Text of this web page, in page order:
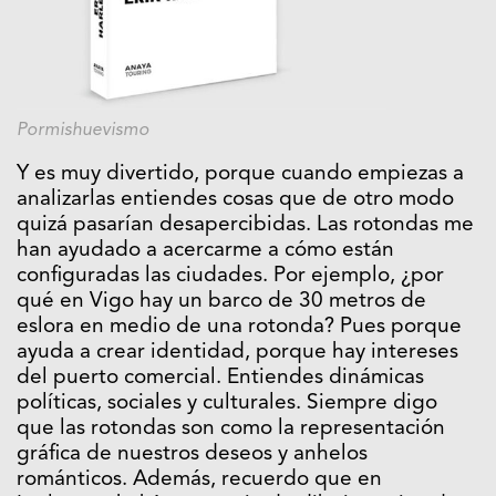
Pormishuevismo
Y es muy divertido, porque cuando empiezas a
analizarlas entiendes cosas que de otro modo
quizá pasarían desapercibidas. Las rotondas me
han ayudado a acercarme a cómo están
configuradas las ciudades. Por ejemplo, ¿por
qué en Vigo hay un barco de 30 metros de
eslora en medio de una rotonda? Pues porque
ayuda a crear identidad, porque hay intereses
del puerto comercial. Entiendes dinámicas
políticas, sociales y culturales. Siempre digo
que las rotondas son como la representación
gráfica de nuestros deseos y anhelos
románticos. Además, recuerdo que en